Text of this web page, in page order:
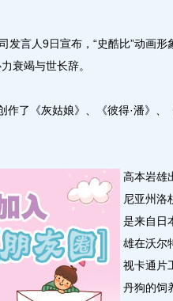
言人9日宣布，“史酷比”动画形
衰竭与世长辞。
了《灰姑娘》、《彼得·潘》、
高本岩雄
尼亚州洛
是来自日
雄在沃尔
视卡通片
丹狗的饲